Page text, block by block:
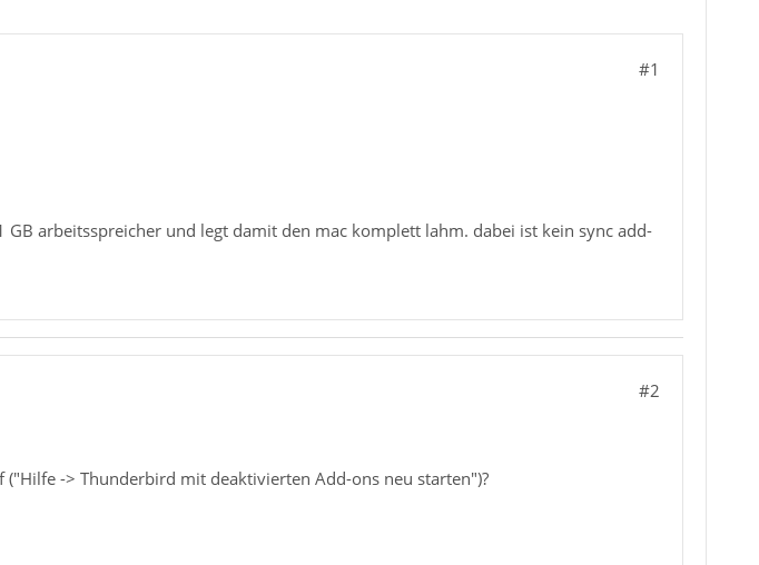
#1
GB arbeitsspreicher und legt damit den mac komplett lahm. dabei ist kein sync add-
#2
-> Thunderbird mit deaktivierten Add-ons neu starten")?